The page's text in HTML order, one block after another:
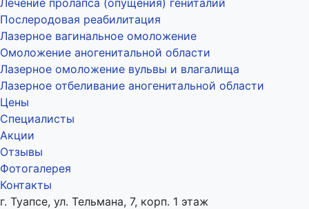
Лечение пролапса (опущения) гениталий
Послеродовая реабилитация
Лазерное вагинальное омоложение
Омоложение аногенитальной области
Лазерное омоложение вульвы и влагалища
Лазерное отбеливание аногенитальной области
Цены
Специалисты
Акции
Отзывы
Фотогалерея
Контакты
г. Туапсе, ул. Тельмана, 7, корп. 1 этаж